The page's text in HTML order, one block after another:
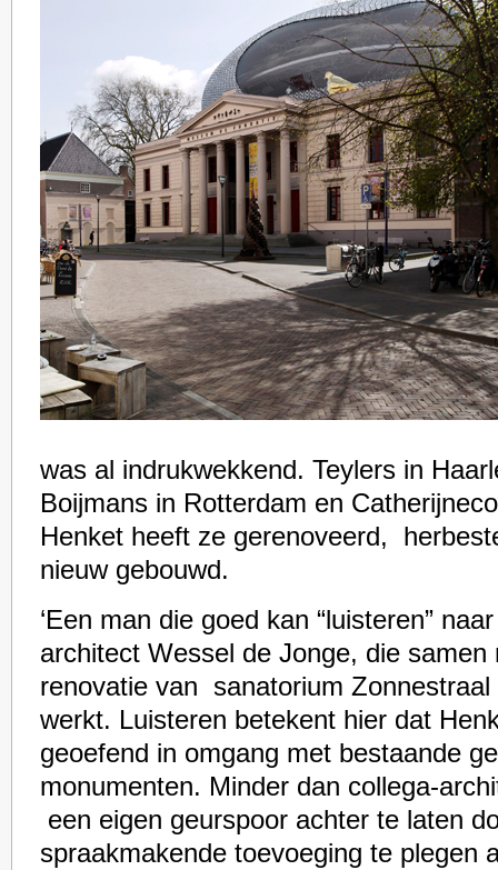
was al indrukwekkend. Teylers in
Boijmans in Rotterdam en
Henket heeft ze gerenoveerd,
nieuw gebouwd.
‘Een man die goed kan “luisteren”
architect Wessel de Jonge, die samen
renovatie van sanatorium Zonnestraal
werkt. Luisteren betekent hier dat
geoefend in omgang met bestaande
monumenten. Minder dan collega-
een eigen geurspoor achter te laten
spraakmakende toevoeging te plegen